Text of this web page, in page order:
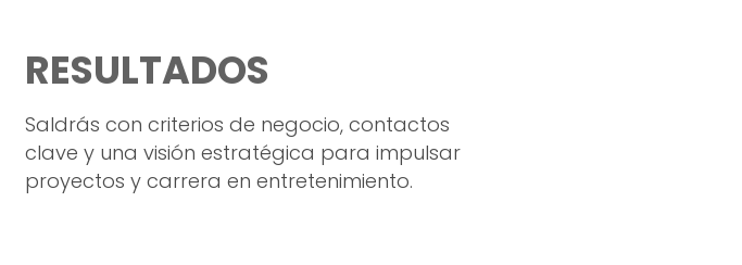
RESULTADOS
Saldrás con criterios de negocio, contactos
clave y una visión estratégica para impulsar
proyectos y carrera en entretenimiento.